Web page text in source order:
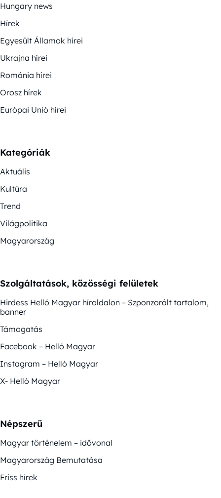
Hungary news
Hírek
Egyesült Államok hírei
Ukrajna hírei
Románia hírei
Orosz hírek
Európai Unió hírei
Kategóriák
Aktuális
Kultúra
Trend
Világpolitika
Magyarország
Szolgáltatások, közösségi felületek
Hirdess Helló Magyar híroldalon – Szponzorált tartalom,
banner
Támogatás
Facebook – Helló Magyar
Instagram – Helló Magyar
X- Helló Magyar
Népszerű
Magyar történelem – idővonal
Magyarország Bemutatása
Friss hírek